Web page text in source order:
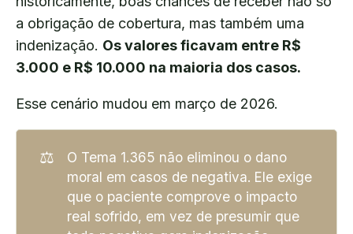
a obrigação de cobertura, mas também uma
indenização. Os valores ficavam entre R$
3.000 e R$ 10.000 na maioria dos casos.
Esse cenário mudou em março de 2026.
⚖️
O Tema 1.365 não eliminou o dano
moral em casos de negativa. Ele exige
que o paciente comprove o impacto
real sofrido, em vez de presumir que